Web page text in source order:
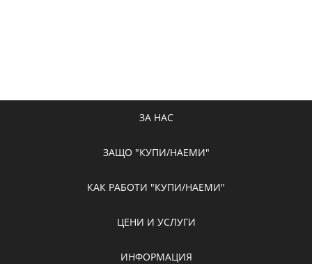
ЗА НАС
ЗАЩО "КУПИ/НАЕМИ"
КАК РАБОТИ "КУПИ/НАЕМИ"
ЦЕНИ И УСЛУГИ
ИНФОРМАЦИЯ